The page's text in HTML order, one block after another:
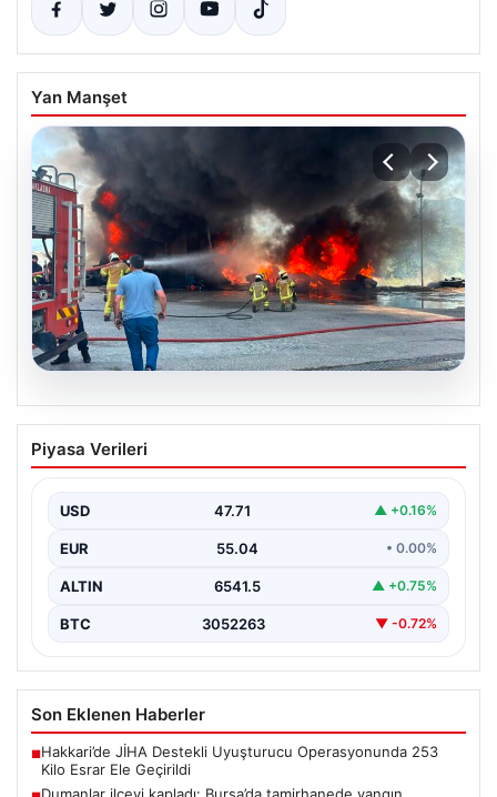
Yan Manşet
Dumanlar ilçeyi kapladı: Bursa’da
tamirhanede yangın
Piyasa Verileri
USD 47.71 ▲ +0.16%
EUR 55.04 • 0.00%
ALTIN 6541.5 ▲ +0.75%
BTC 3052263 ▼ -0.72%
Son Eklenen Haberler
■Hakkari’de JİHA Destekli Uyuşturucu Operasyonunda 253
Kilo Esrar Ele Geçirildi
Dumanlar ilçeyi kapladı: Bursa’da tamirhanede yangın